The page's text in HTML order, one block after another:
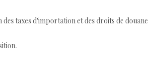
taxes d'importation et des droits de douane